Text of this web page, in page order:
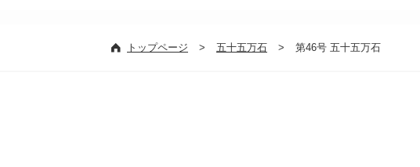
トップページ > 五十五万石 > 第46号 五十五万石